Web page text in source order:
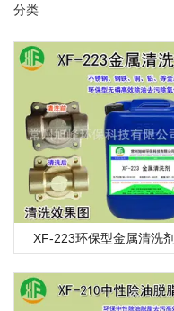
分类
XF-223环保型金属清洗剂